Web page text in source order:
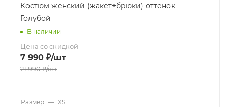
Костюм женский (жакет+брюки) оттенок
Голубой
В наличии
Цена со скидкой
7 990 ₽/шт
21 990₽/шт
Размер — XS